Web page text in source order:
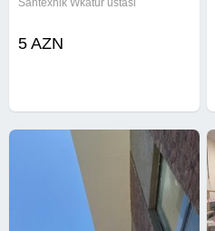
Santexnik Wkatur ustasi
5 AZN